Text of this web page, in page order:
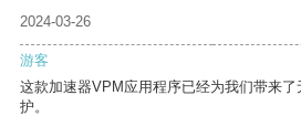
2024-03-26
游客
这款加速器VPM应用程序已经为我们带来
护。